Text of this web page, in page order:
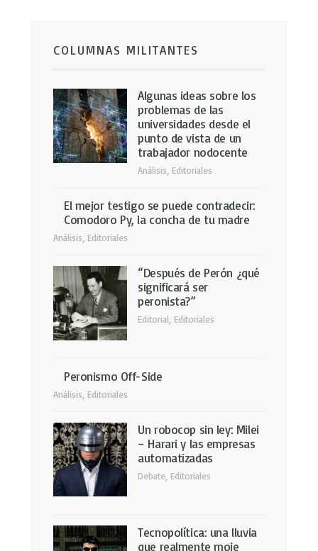
COLUMNAS MILITANTES
Algunas ideas sobre los
problemas de las
universidades desde el
punto de vista de un
trabajador nodocente
Análisis, Editoriales
El mejor testigo se puede contradecir:
Comodoro Py, la concha de tu madre
Análisis, Editoriales
“Después de Perón ¿qué
significará ser
peronista?”
Editorial, Editoriales
Peronismo Off-Side
Análisis Editoriales
Un robocop sin ley: Milei
– Harari y las empresas
automatizadas
Debate Editoriales
Tecnopolítica: una lluvia
que realmente moje